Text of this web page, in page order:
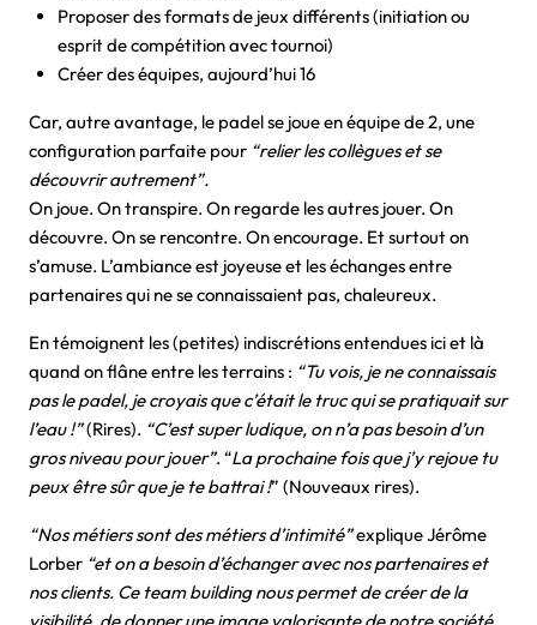
Proposer des formats de jeux différents (initiation ou
esprit de compétition avec tournoi)
Créer des équipes, aujourd’hui 16
Car, autre avantage, le padel se joue en équipe de 2, une
configuration parfaite pour “relier les collègues et se
découvrir autrement”.
On joue. On transpire. On regarde les autres jouer. On
découvre. On se rencontre. On encourage. Et surtout on
s’amuse. L’ambiance est joyeuse et les échanges entre
partenaires qui ne se connaissaient pas, chaleureux.
En témoignent les (petites) indiscrétions entendues ici et là
quand on flâne entre les terrains : “Tu vois, je ne connaissais
pas le padel, je croyais que c’était le truc qui se pratiquait sur
l’eau !”(Rires). “C’est super ludique, on n’a pas besoin d’un
gros niveau pour jouer”. “La prochaine fois que j’y rejoue tu
peux être sûr que je te battrai !” (Nouveaux rires).
“Nos métiers sont des métiers d’intimité”explique Jérôme
Lorber “et on a besoin d’échanger avec nos partenaires et
nos clients. Ce team building nous permet de créer de la